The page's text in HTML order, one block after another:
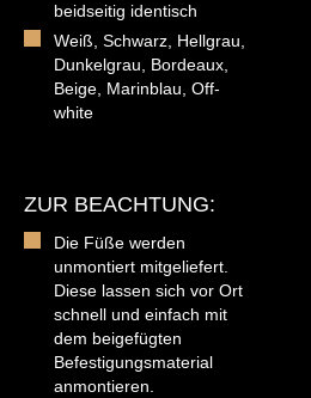
beidseitig identisch
Weiß, Schwarz, Hellgrau,
Dunkelgrau, Bordeaux,
Beige, Marinblau, Off-
white
ZUR BEACHTUNG:
Die Füße werden
unmontiert mitgeliefert.
Diese lassen sich vor Ort
schnell und einfach mit
dem beigefügten
Befestigungsmaterial
anmontieren.